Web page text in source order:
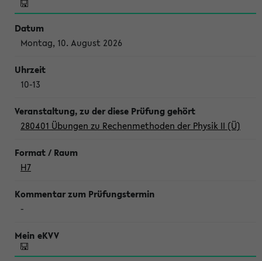
Montag, 10. August 2026
10-13
280401 Übungen zu Rechenmethoden der Physik II (Ü)
H7
-